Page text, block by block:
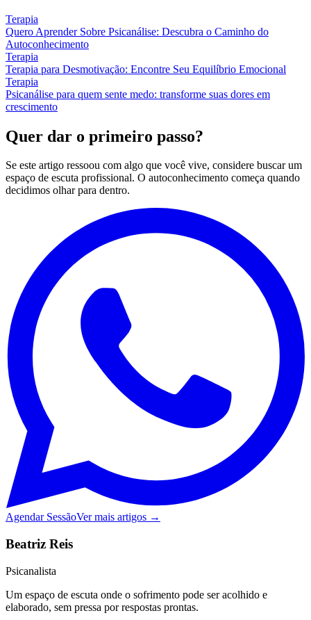
Terapia
Quero Aprender Sobre Psicanálise: Descubra o Caminho do
Autoconhecimento
Terapia
Terapia para Desmotivação: Encontre Seu Equilíbrio Emocional
Terapia
Psicanálise para quem sente medo: transforme suas dores em
crescimento
Quer dar o primeiro passo?
Se este artigo ressoou com algo que você vive, considere buscar um
espaço de escuta profissional. O autoconhecimento começa quando
decidimos olhar para dentro.
Agendar SessãoVer mais artigos →
Beatriz Reis
Psicanalista
Um espaço de escuta onde o sofrimento pode ser acolhido e
elaborado, sem pressa por respostas prontas.